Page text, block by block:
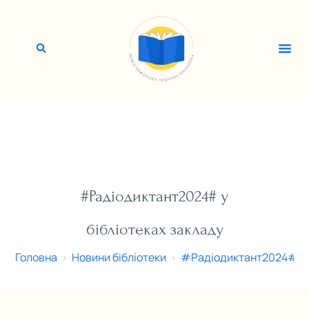
#Радіодиктант2024# у
бібліотеках закладу
Головна > Новини бібліотеки > #Радіодиктант2024# у